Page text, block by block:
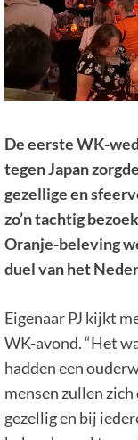
De eerste WK-
tegen Japan
gezellige en
zo’n tachtig
Oranje-beleving
duel van het
Eigenaar PJ kijkt
WK-avond. “Het
hadden een
mensen zullen
gezellig en bij